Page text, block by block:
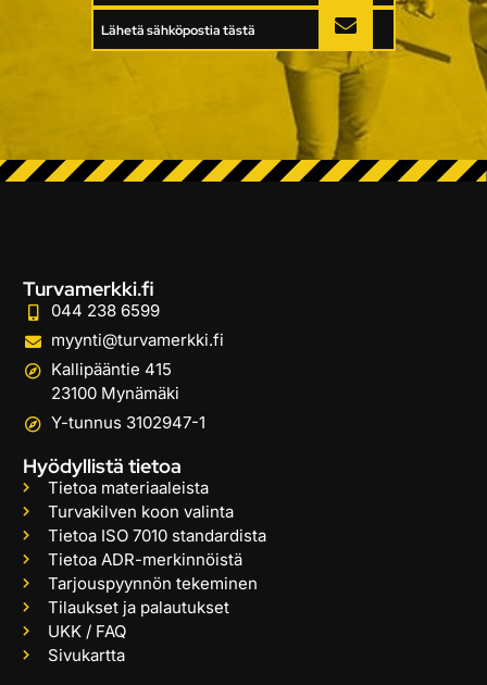
Lähetä sähköpostia tästä
Turvamerkki.fi
044 238 6599
myynti@turvamerkki.fi
Kallipääntie 415
23100 Mynämäki
Y-tunnus 3102947-1
Hyödyllistä tietoa
Tietoa materiaaleista
Turvakilven koon valinta
Tietoa ISO 7010 standardista
Tietoa ADR-merkinnöistä
Tarjouspyynnön tekeminen
Tilaukset ja palautukset
UKK / FAQ
Sivukartta